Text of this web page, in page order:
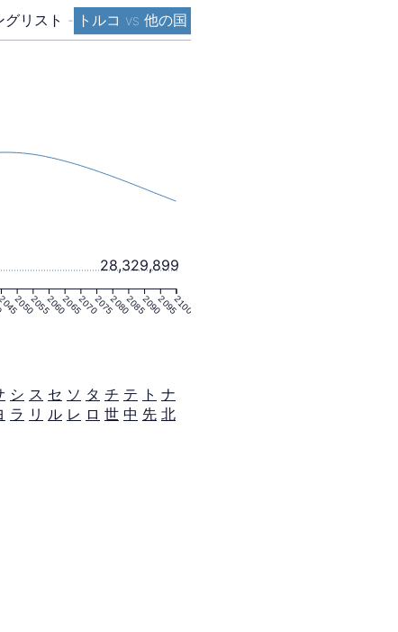
グリスト - トルコ vs 他の国
20502055206020652070207520802085209020952100
28,329,899
シ ス セ ソ タ チ テ ト ナ
ラ リ ル レ ロ 世 中 先 北